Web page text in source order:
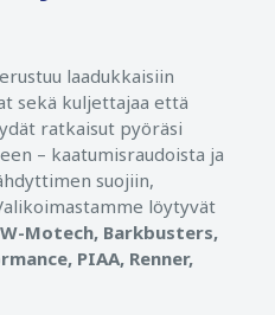
laadukkaisiin
sekä kuljettajaa että
ratkaisut pyöräsi
– kaatumisraudoista ja
suojiin,
löytyvät
Motech, Barkbusters,
PIAA, Renner,